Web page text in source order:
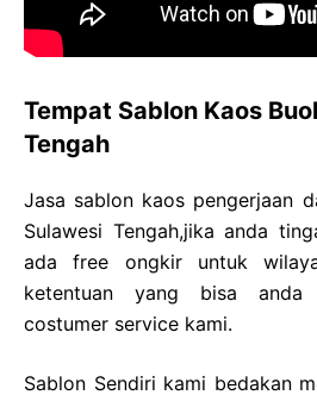
Tempat Sablon Kaos
Tengah
Jasa sablon kaos pengerjaan
Sulawesi Tengah,jika anda
ada free ongkir untuk
ketentuan yang bisa anda
costumer service kami.
Sablon Sendiri kami bedakan